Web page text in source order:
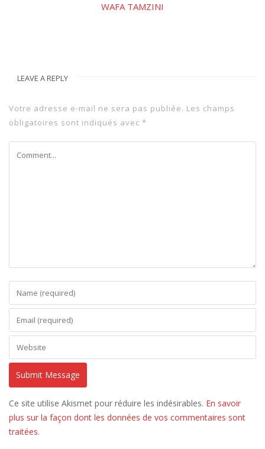
WAFA TAMZINI
LEAVE A REPLY
Votre adresse e-mail ne sera pas publiée. Les champs
obligatoires sont indiqués avec *
Ce site utilise Akismet pour réduire les indésirables. En savoir
plus sur la façon dont les données de vos commentaires sont
traitées.